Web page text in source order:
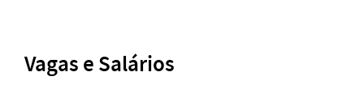
Vagas e Salários